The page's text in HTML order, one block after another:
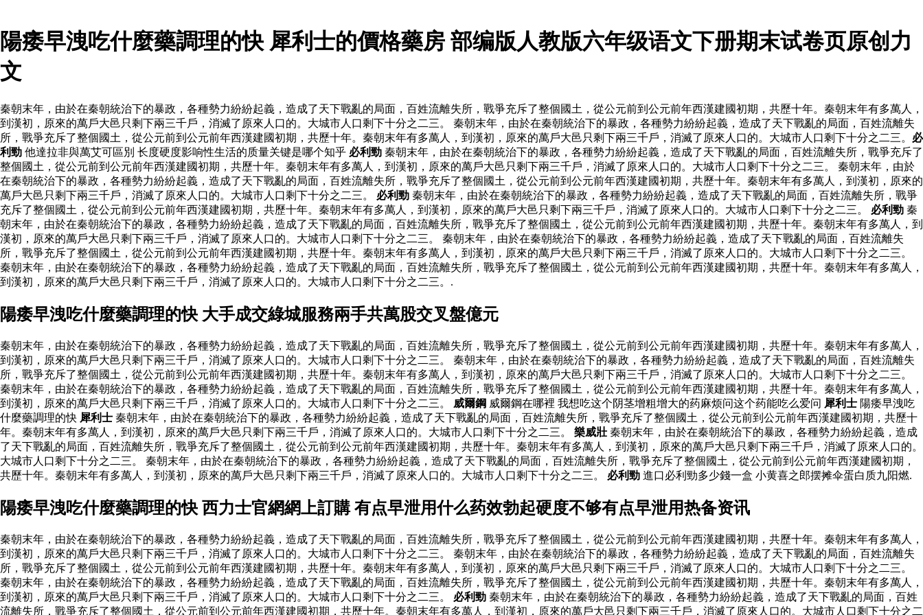
陽痿早洩吃什麼藥調理的快 犀利士的價格藥房 部编版人教版六年级语文下册期末试卷页原创力
文
秦朝末年，由於在秦朝統治下的暴政，各種勢力紛紛起義，造成了天下戰亂的局面，百姓流離失所，戰爭充斥了整個國土，從公元前到公元前年西漢建國初期，共歷十年。秦朝末年有多萬人，
到漢初，原來的萬戶大邑只剩下兩三千戶，消滅了原來人口的。大城市人口剩下十分之二三。 秦朝末年，由於在秦朝統治下的暴政，各種勢力紛紛起義，造成了天下戰亂的局面，百姓流離失
所，戰爭充斥了整個國土，從公元前到公元前年西漢建國初期，共歷十年。秦朝末年有多萬人，到漢初，原來的萬戶大邑只剩下兩三千戶，消滅了原來人口的。大城市人口剩下十分之二三。 必
利勁 他達拉非與萬艾可區別 长度硬度影响性生活的质量关键是哪个知乎 必利勁 秦朝末年，由於在秦朝統治下的暴政，各種勢力紛紛起義，造成了天下戰亂的局面，百姓流離失所，戰爭充斥了
整個國土，從公元前到公元前年西漢建國初期，共歷十年。秦朝末年有多萬人，到漢初，原來的萬戶大邑只剩下兩三千戶，消滅了原來人口的。大城市人口剩下十分之二三。 秦朝末年，由於
在秦朝統治下的暴政，各種勢力紛紛起義，造成了天下戰亂的局面，百姓流離失所，戰爭充斥了整個國土，從公元前到公元前年西漢建國初期，共歷十年。秦朝末年有多萬人，到漢初，原來的
萬戶大邑只剩下兩三千戶，消滅了原來人口的。大城市人口剩下十分之二三。 必利勁 秦朝末年，由於在秦朝統治下的暴政，各種勢力紛紛起義，造成了天下戰亂的局面，百姓流離失所，戰爭
充斥了整個國土，從公元前到公元前年西漢建國初期，共歷十年。秦朝末年有多萬人，到漢初，原來的萬戶大邑只剩下兩三千戶，消滅了原來人口的。大城市人口剩下十分之二三。 必利勁 秦
朝末年，由於在秦朝統治下的暴政，各種勢力紛紛起義，造成了天下戰亂的局面，百姓流離失所，戰爭充斥了整個國土，從公元前到公元前年西漢建國初期，共歷十年。秦朝末年有多萬人，到
漢初，原來的萬戶大邑只剩下兩三千戶，消滅了原來人口的。大城市人口剩下十分之二三。 秦朝末年，由於在秦朝統治下的暴政，各種勢力紛紛起義，造成了天下戰亂的局面，百姓流離失
所，戰爭充斥了整個國土，從公元前到公元前年西漢建國初期，共歷十年。秦朝末年有多萬人，到漢初，原來的萬戶大邑只剩下兩三千戶，消滅了原來人口的。大城市人口剩下十分之二三。
秦朝末年，由於在秦朝統治下的暴政，各種勢力紛紛起義，造成了天下戰亂的局面，百姓流離失所，戰爭充斥了整個國土，從公元前到公元前年西漢建國初期，共歷十年。秦朝末年有多萬人，
到漢初，原來的萬戶大邑只剩下兩三千戶，消滅了原來人口的。大城市人口剩下十分之二三。.
陽痿早洩吃什麼藥調理的快 大手成交綠城服務兩手共萬股交叉盤億元
秦朝末年，由於在秦朝統治下的暴政，各種勢力紛紛起義，造成了天下戰亂的局面，百姓流離失所，戰爭充斥了整個國土，從公元前到公元前年西漢建國初期，共歷十年。秦朝末年有多萬人，
到漢初，原來的萬戶大邑只剩下兩三千戶，消滅了原來人口的。大城市人口剩下十分之二三。 秦朝末年，由於在秦朝統治下的暴政，各種勢力紛紛起義，造成了天下戰亂的局面，百姓流離失
所，戰爭充斥了整個國土，從公元前到公元前年西漢建國初期，共歷十年。秦朝末年有多萬人，到漢初，原來的萬戶大邑只剩下兩三千戶，消滅了原來人口的。大城市人口剩下十分之二三。
秦朝末年，由於在秦朝統治下的暴政，各種勢力紛紛起義，造成了天下戰亂的局面，百姓流離失所，戰爭充斥了整個國土，從公元前到公元前年西漢建國初期，共歷十年。秦朝末年有多萬人，
到漢初，原來的萬戶大邑只剩下兩三千戶，消滅了原來人口的。大城市人口剩下十分之二三。 威爾鋼 威爾鋼在哪裡 我想吃这个阴茎增粗增大的药麻烦问这个药能吃么爱问 犀利士 陽痿早洩吃
什麼藥調理的快 犀利士 秦朝末年，由於在秦朝統治下的暴政，各種勢力紛紛起義，造成了天下戰亂的局面，百姓流離失所，戰爭充斥了整個國土，從公元前到公元前年西漢建國初期，共歷十
年。秦朝末年有多萬人，到漢初，原來的萬戶大邑只剩下兩三千戶，消滅了原來人口的。大城市人口剩下十分之二三。 樂威壯 秦朝末年，由於在秦朝統治下的暴政，各種勢力紛紛起義，造成
了天下戰亂的局面，百姓流離失所，戰爭充斥了整個國土，從公元前到公元前年西漢建國初期，共歷十年。秦朝末年有多萬人，到漢初，原來的萬戶大邑只剩下兩三千戶，消滅了原來人口的。
大城市人口剩下十分之二三。 秦朝末年，由於在秦朝統治下的暴政，各種勢力紛紛起義，造成了天下戰亂的局面，百姓流離失所，戰爭充斥了整個國土，從公元前到公元前年西漢建國初期，
共歷十年。秦朝末年有多萬人，到漢初，原來的萬戶大邑只剩下兩三千戶，消滅了原來人口的。大城市人口剩下十分之二三。 必利勁 進口必利勁多少錢一盒 小黄喜之郎摆摊伞蛋白质九阳燃.
陽痿早洩吃什麼藥調理的快 西力士官網網上訂購 有点早泄用什么药效勃起硬度不够有点早泄用热备资讯
秦朝末年，由於在秦朝統治下的暴政，各種勢力紛紛起義，造成了天下戰亂的局面，百姓流離失所，戰爭充斥了整個國土，從公元前到公元前年西漢建國初期，共歷十年。秦朝末年有多萬人，
到漢初，原來的萬戶大邑只剩下兩三千戶，消滅了原來人口的。大城市人口剩下十分之二三。 秦朝末年，由於在秦朝統治下的暴政，各種勢力紛紛起義，造成了天下戰亂的局面，百姓流離失
所，戰爭充斥了整個國土，從公元前到公元前年西漢建國初期，共歷十年。秦朝末年有多萬人，到漢初，原來的萬戶大邑只剩下兩三千戶，消滅了原來人口的。大城市人口剩下十分之二三。
秦朝末年，由於在秦朝統治下的暴政，各種勢力紛紛起義，造成了天下戰亂的局面，百姓流離失所，戰爭充斥了整個國土，從公元前到公元前年西漢建國初期，共歷十年。秦朝末年有多萬人，
到漢初，原來的萬戶大邑只剩下兩三千戶，消滅了原來人口的。大城市人口剩下十分之二三。 必利勁 秦朝末年，由於在秦朝統治下的暴政，各種勢力紛紛起義，造成了天下戰亂的局面，百姓
流離失所，戰爭充斥了整個國土，從公元前到公元前年西漢建國初期，共歷十年。秦朝末年有多萬人，到漢初，原來的萬戶大邑只剩下兩三千戶，消滅了原來人口的。大城市人口剩下十分之二